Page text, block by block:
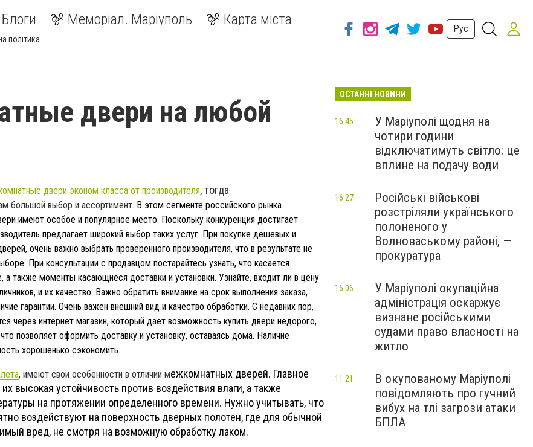
Блоги Меморіал. Маріуполь Карта міста
політика
Рус
двери на любой
двери эконом класса от производителя, тогда
большой выбор и ассортимент. В этом сегменте российского рынка
имеют особое и популярное место. Поскольку конкуренция достигает
предлагает широкий выбор таких услуг. При покупке дешевых и
очень важно выбрать проверенного производителя, что в результате не
При консультации с продавцом постарайтесь узнать, что касается
а также моменты касающиеся доставки и установки. Узнайте, входит ли в цену
и их качество. Важно обратить внимание на срок выполнения заказа,
гарантии. Очень важен внешний вид и качество обработки. С недавних пор,
через интернет магазин, который дает возможность купить двери недорого,
позволяет оформить доставку и установку, оставаясь дома. Наличие
хорошенько сэкономить.
, имеют свои особенности в отличии межкомнатных дверей. Главное
высокая устойчивость против воздействия влаги, а также
на протяжении определенного времени. Нужно учитывать, что
воздействуют на поверхность дверных полотен, где для обычной
вред, не смотря на возможную обработку лаком.
ОСТАННІ НОВИНИ
У Маріуполі щодня на
чотири години
відключатимуть світло: це
вплине на подачу води
16:45
Російські військові
розстріляли українського
полоненого у
Волноваському районі, —
прокуратура
16:27
У Маріуполі окупаційна
адміністрація оскаржує
визнане російськими
судами право власності на
житло
16:06
В окупованому Маріуполі
повідомляють про гучний
вибух на тлі загрози атаки
БПЛА
11:21